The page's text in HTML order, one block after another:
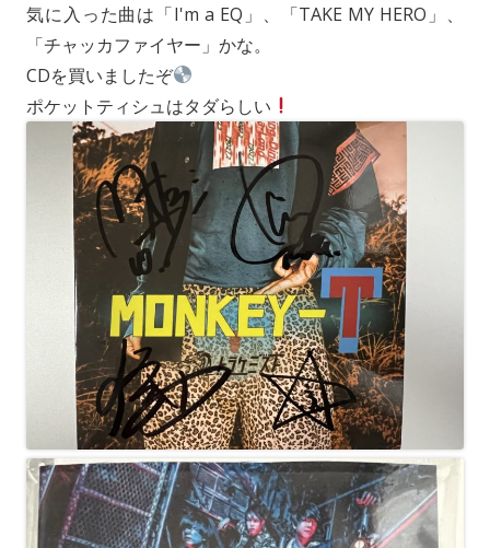
気に入った曲は「I'm a EQ」、「TAKE MY HERO」、
「チャッカファイヤー」かな。
CDを買いましたぞ
ポケットティシュはタダらしい